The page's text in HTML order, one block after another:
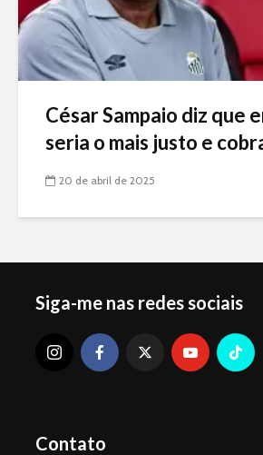
César Sampaio diz que
seria o mais justo e
20 de abril de 2025
Siga-me nas redes sociais
Contato